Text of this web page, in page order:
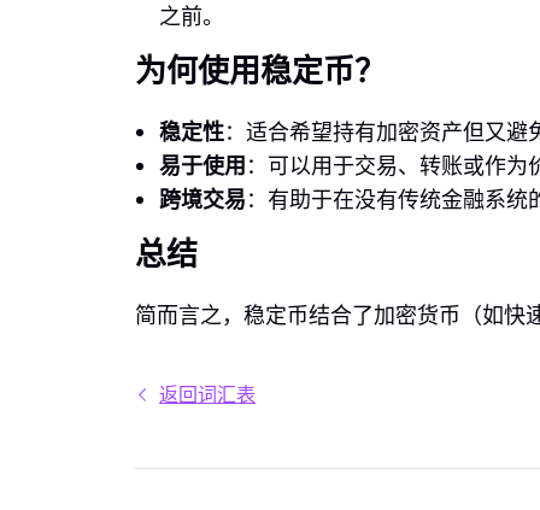
之前。
为何使用稳定币？
稳定性：适合希望持有加密资产但又避
易于使用：可以用于交易、转账或作
跨境交易：有助于在没有传统金融系
总结
简而言之，稳定币结合了加密货币（如
返回词汇表